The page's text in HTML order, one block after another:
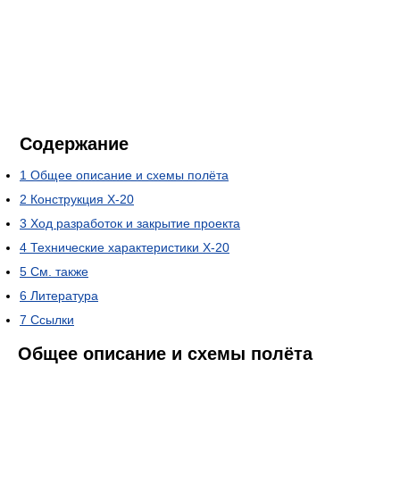
Содержание
1 Общее описание и схемы полёта
2 Конструкция Х-20
3 Ход разработок и закрытие проекта
4 Технические характеристики Х-20
5 См. также
6 Литература
7 Ссылки
Общее описание и схемы полёта